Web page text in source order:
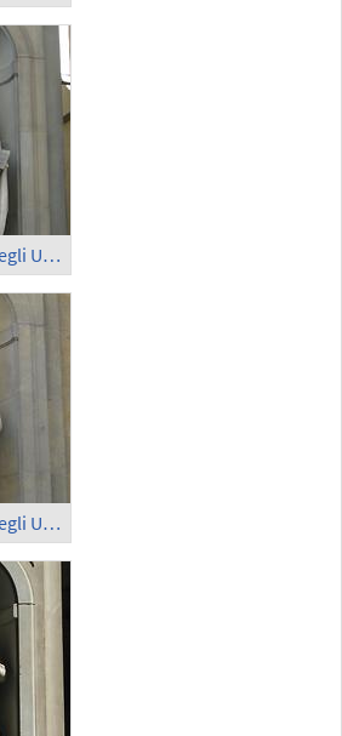
Florence - Piazzale degli Uffizi; Guido Aretino
Florence - Piazzale degli Uffizi; Benvenuto Cellini